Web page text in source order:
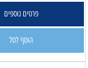
פרטים נוספים
הוסף לסל